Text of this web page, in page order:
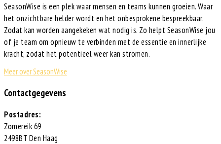
SeasonWise is een plek waar mensen en teams kunnen groeien. Waar
het onzichtbare helder wordt en het onbesprokene bespreekbaar.
Zodat kan worden aangekeken wat nodig is. Zo helpt SeasonWise jou
of je team om opnieuw te verbinden met de essentie en innerlijke
kracht, zodat het potentieel weer kan stromen.
Meer over SeasonWise
Contactgegevens
Postadres:
Zomereik 69
2498BT Den Haag